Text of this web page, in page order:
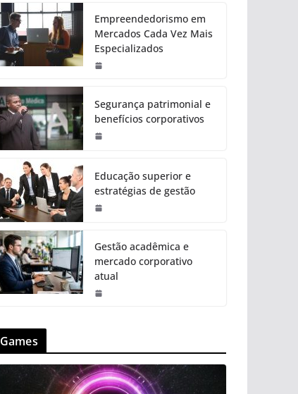
Empreendedorismo em
Mercados Cada Vez Mais
Especializados
Segurança patrimonial e
benefícios corporativos
Educação superior e
estratégias de gestão
Gestão acadêmica e
mercado corporativo
atual
Games